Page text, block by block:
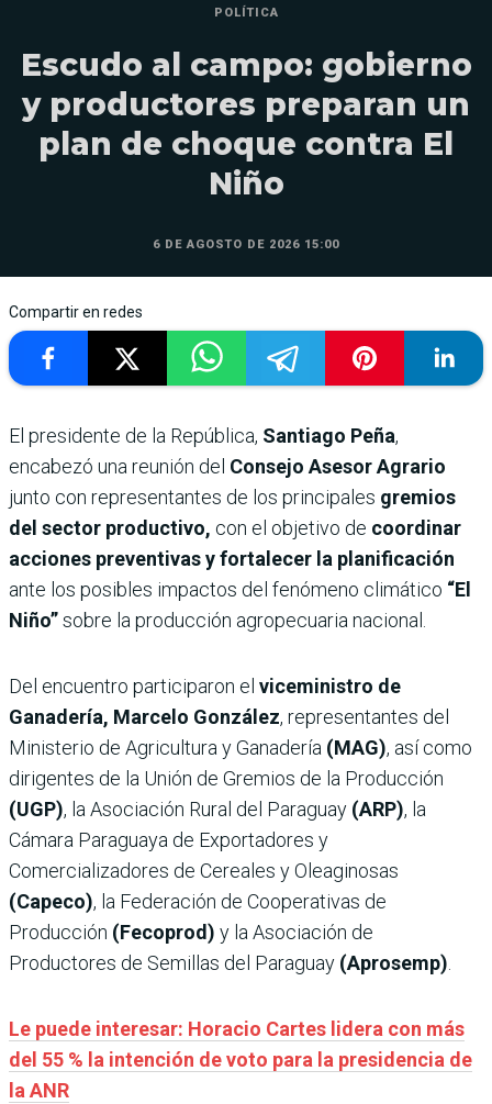
POLÍTICA
Escudo al campo: gobierno
y productores preparan un
plan de choque contra El
Niño
6 DE AGOSTO DE 2026 15:00
Compartir en redes
El presidente de la República, Santiago Peña,
encabezó una reunión del Consejo Asesor Agrario
junto con representantes de los principales gremios
del sector productivo, con el objetivo de coordinar
acciones preventivas y fortalecer la planificación
ante los posibles impactos del fenómeno climático “El
Niño”sobre la producción agropecuaria nacional.
Del encuentro participaron el viceministro de
Ganadería, Marcelo González, representantes del
Ministerio de Agricultura y Ganadería (MAG), así como
dirigentes de la Unión de Gremios de la Producción
(UGP), la Asociación Rural del Paraguay (ARP), la
Cámara Paraguaya de Exportadores y
Comercializadores de Cereales y Oleaginosas
(Capeco), la Federación de Cooperativas de
Producción (Fecoprod) y la Asociación de
Productores de Semillas del Paraguay (Aprosemp).
Le puede interesar: Horacio Cartes lidera con más
del 55 % la intención de voto para la presidencia de
la ANR